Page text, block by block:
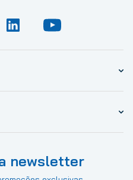
newsletter